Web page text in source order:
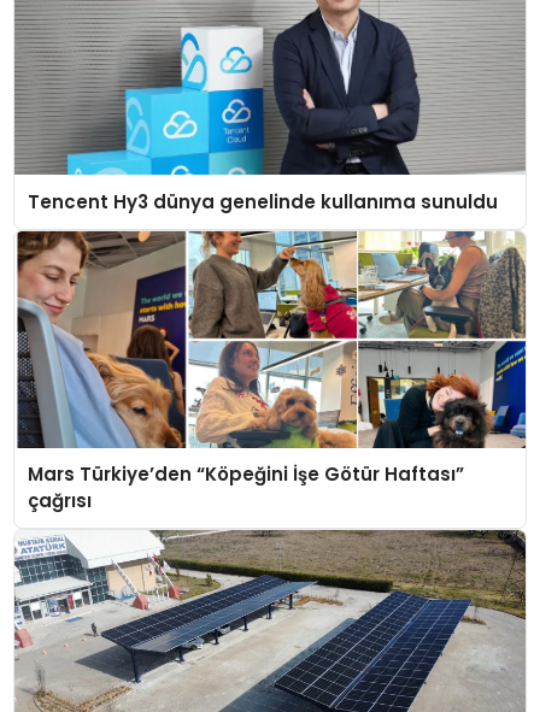
Tencent Hy3 dünya genelinde kullanıma sunuldu
Mars Türkiye’den “Köpeğini İşe Götür Haftası”
çağrısı